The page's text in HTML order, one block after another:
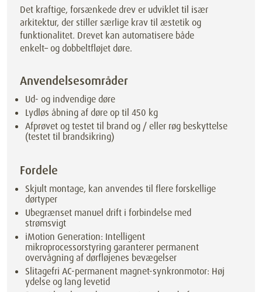
Det kraftige, forsænkede drev er udviklet til især
arkitektur, der stiller særlige krav til æstetik og
funktionalitet. Drevet kan automatisere både
enkelt– og dobbeltfløjet døre.
Anvendelsesområder
Ud- og indvendige døre
Lydløs åbning af døre op til 450 kg
Afprøvet og testet til brand og / eller røg beskyttelse
(testet til brandsikring)
Fordele
Skjult montage, kan anvendes til flere forskellige
dørtyper
Ubegrænset manuel drift i forbindelse med
strømsvigt
iMotion Generation: Intelligent
mikroprocessorstyring garanterer permanent
overvågning af dørfløjenes bevægelser
Slitagefri AC-permanent magnet-synkronmotor: Høj
ydelse og lang levetid